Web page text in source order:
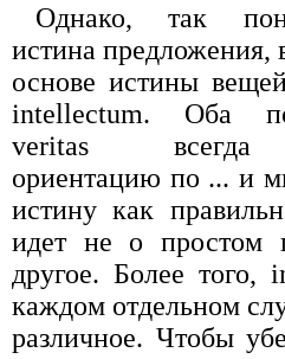
Однако, так
истина предложения,
основе истины
intellectum. Оба
veritas всегда
ориентацию по ... и
истину как
идет не о простом
другое. Более
каждом отдельном
различное. Чтобы